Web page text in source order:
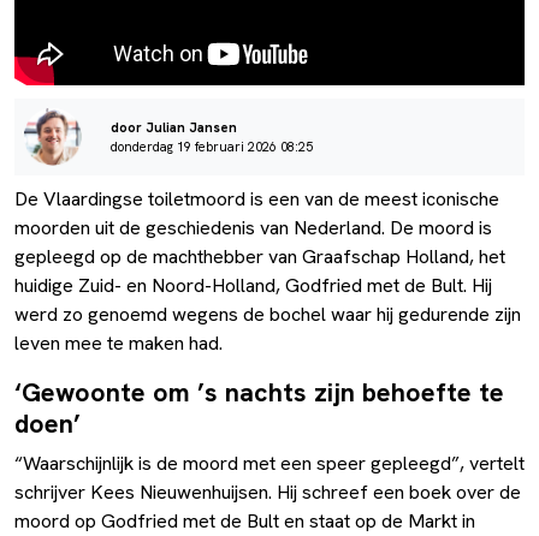
door Julian Jansen
donderdag 19 februari 2026 08:25
De Vlaardingse toiletmoord is een van de meest iconische
moorden uit de geschiedenis van Nederland. De moord is
gepleegd op de machthebber van Graafschap Holland, het
huidige Zuid- en Noord-Holland, Godfried met de Bult. Hij
werd zo genoemd wegens de bochel waar hij gedurende zijn
leven mee te maken had.
‘Gewoonte om ’s nachts zijn behoefte te
doen’
“Waarschijnlijk is de moord met een speer gepleegd”, vertelt
schrijver Kees Nieuwenhuijsen. Hij schreef een boek over de
moord op Godfried met de Bult en staat op de Markt in